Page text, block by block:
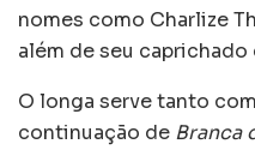
nomes como Charlize
além de seu
O longa serve tanto
continuação de Branca